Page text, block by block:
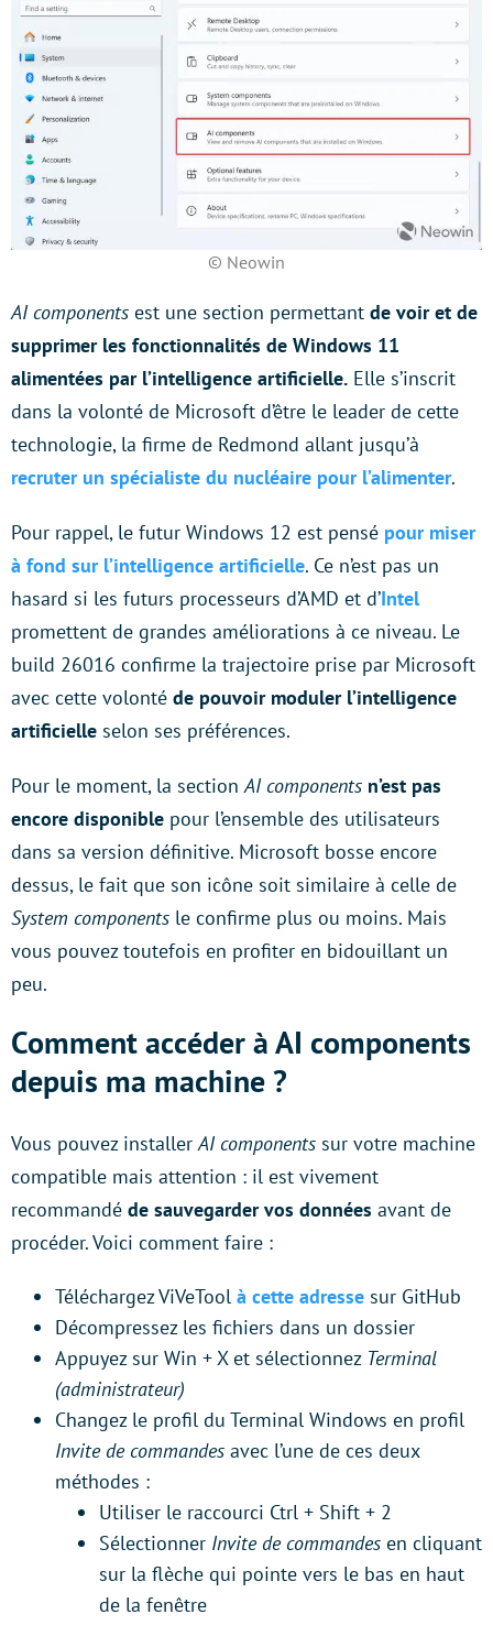
© Neowin
AI components est une section permettant de voir et de
supprimer les fonctionnalités de Windows 11
alimentées par l’intelligence artificielle. Elle s’inscrit
dans la volonté de Microsoft d’être le leader de cette
technologie, la firme de Redmond allant jusqu’à
recruter un spécialiste du nucléaire pour l’alimenter.
Pour rappel, le futur Windows 12 est pensé pour miser
à fond sur l’intelligence artificielle. Ce n’est pas un
hasard si les futurs processeurs d’AMD et d’Intel
promettent de grandes améliorations à ce niveau. Le
build 26016 confirme la trajectoire prise par Microsoft
avec cette volonté de pouvoir moduler l’intelligence
artificielle selon ses préférences.
Pour le moment, la sectionAI components n’est pas
encore disponible pour l’ensemble des utilisateurs
dans sa version définitive. Microsoft bosse encore
dessus, le fait que son icône soit similaire à celle de
System components le confirme plus ou moins. Mais
vous pouvez toutefois en profiter en bidouillant un
peu.
Comment accéder à AI components
depuis ma machine ?
Vous pouvez installerAI components sur votre machine
compatible mais attention : il est vivement
recommandé de sauvegarder vos données avant de
procéder. Voici comment faire :
Téléchargez ViVeTool à cette adresse sur GitHub
Décompressez les fichiers dans un dossier
Appuyez sur Win + X et sélectionnez Terminal
(administrateur)
Changez le profil du Terminal Windows en profil
Invite de commandes avec l’une de ces deux
méthodes :
Utiliser le raccourci Ctrl + Shift + 2
Sélectionner Invite de commandes en cliquant
sur la flèche qui pointe vers le bas en haut
de la fenêtre